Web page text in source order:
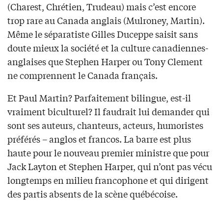
(Charest, Chrétien, Trudeau) mais c’est encore
trop rare au Canada anglais (Mulroney, Martin).
Même le séparatiste Gilles Duceppe saisit sans
doute mieux la société et la culture canadiennes-
anglaises que Stephen Harper ou Tony Clement
ne comprennent le Canada français.
Et Paul Martin? Parfaitement bilingue, est-il
vraiment biculturel? Il faudrait lui demander qui
sont ses auteurs, chanteurs, acteurs, humoristes
préférés – anglos et francos. La barre est plus
haute pour le nouveau premier ministre que pour
Jack Layton et Stephen Harper, qui n’ont pas vécu
longtemps en milieu francophone et qui dirigent
des partis absents de la scène québécoise.